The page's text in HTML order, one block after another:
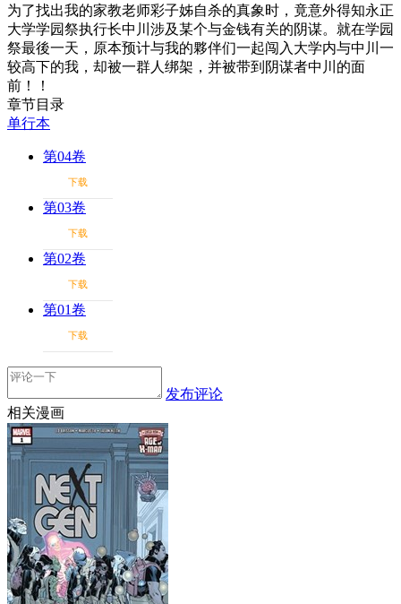
为了找出我的家教老师彩子姊自杀的真象时，竟意外得知永正
大学学园祭执行长中川涉及某个与金钱有关的阴谋。就在学园
祭最後一天，原本预计与我的夥伴们一起闯入大学内与中川一
较高下的我，却被一群人绑架，并被带到阴谋者中川的面
前！！
章节目录
单行本
第04卷
下载
第03卷
下载
第02卷
下载
第01卷
下载
发布评论
相关漫画